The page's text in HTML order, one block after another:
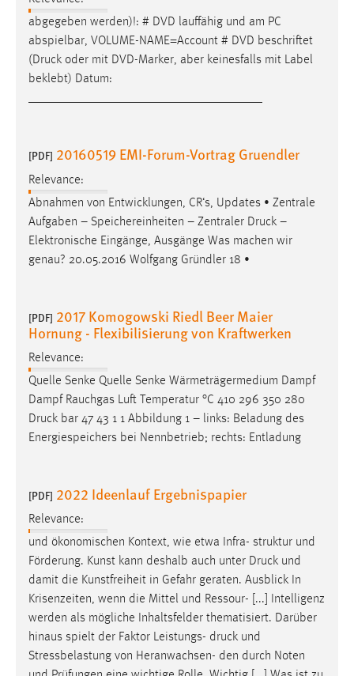
abgegeben werden)!: # DVD lauffähig und am PC
abspielbar, VOLUME-NAME=Account # DVD beschriftet
(Druck oder mit DVD-Marker, aber keinesfalls mit Label
beklebt) Datum:
[PDF] 20160519 EMI-Forum-Vortrag Gruendler
Relevance:
Abnahmen von Entwicklungen, CR‘s, Updates • Zentrale
Aufgaben – Speichereinheiten – Zentraler Druck –
Elektronische Eingänge, Ausgänge Was machen wir
genau? 20.05.2016 Wolfgang Gründler 18 •
[PDF] 2017 Komogowski Riedl Beer Maier
Hornung - Flexibilisierung von Kraftwerken
Relevance:
Quelle Senke Quelle Senke Wärmeträgermedium Dampf
Dampf Rauchgas Luft Temperatur °C 410 296 350 280
Druck bar 47 43 1 1 Abbildung 1 – links: Beladung des
Energiespeichers bei Nennbetrieb; rechts: Entladung
[PDF] 2022 Ideenlauf Ergebnispapier
Relevance:
und ökonomischen Kontext, wie etwa Infra- struktur und
Förderung. Kunst kann deshalb auch unter Druck und
damit die Kunstfreiheit in Gefahr geraten. Ausblick In
Krisenzeiten, wenn die Mittel und Ressour- [...] Intelligenz
werden als mögliche Inhaltsfelder thematisiert. Darüber
hinaus spielt der Faktor Leistungs- druck und
Stressbelastung von Heranwachsen- den durch Noten